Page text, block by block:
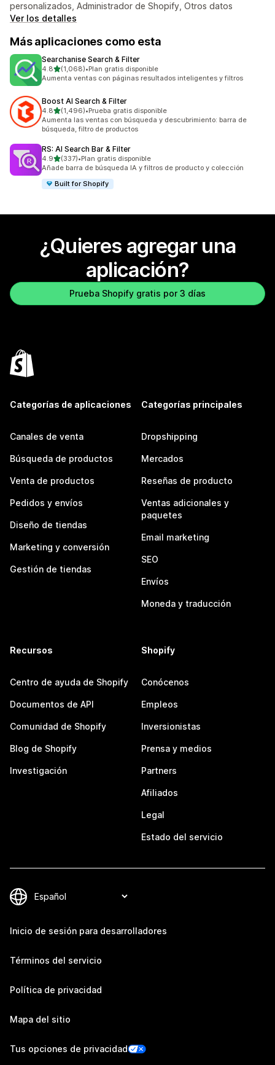
personalizados, Administrador de Shopify, Otros datos
Ver los detalles
Más aplicaciones como esta
Searchanise Search & Filter
4.8de 5 estrellas
(1,068)
1068 reseñas en total
•Plan gratis disponible
Aumenta ventas con páginas resultados inteligentes y filtros
Boost AI Search & Filter
4.8de 5 estrellas
(1,496)
1496 reseñas en total
•Prueba gratis disponible
Aumenta las ventas con búsqueda y descubrimiento: barra de
búsqueda, filtro de productos
RS: AI Search Bar & Filter
4.9de 5 estrellas
(337)
337 reseñas en total
•Plan gratis disponible
Añade barra de búsqueda IA y filtros de producto y colección
Built for Shopify
¿Quieres agregar una
aplicación?
Prueba Shopify gratis por 3 días
Categorías de aplicaciones
Canales de venta
Búsqueda de productos
Venta de productos
Pedidos y envíos
Diseño de tiendas
Marketing y conversión
Gestión de tiendas
Categorías principales
Dropshipping
Mercados
Reseñas de producto
Ventas adicionales y
paquetes
Email marketing
SEO
Envíos
Moneda y traducción
Recursos
Centro de ayuda de Shopify
Documentos de API
Comunidad de Shopify
Blog de Shopify
Investigación
Shopify
Conócenos
Empleos
Inversionistas
Prensa y medios
Partners
Afiliados
Legal
Estado del servicio
Inicio de sesión para desarrolladores
Términos del servicio
Política de privacidad
Mapa del sitio
Tus opciones de privacidad